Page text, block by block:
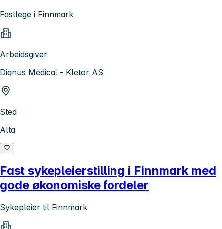
Fastlege i Finnmark
Arbeidsgiver
Dignus Medical - Kletor AS
Sted
Alta
Fast sykepleierstilling i Finnmark med
gode økonomiske fordeler
Sykepleier til Finnmark